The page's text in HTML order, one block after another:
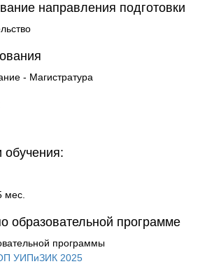
направления подготовки
- Магистратура
мес.
образовательной программе
программы
УИПиЗИК 2025